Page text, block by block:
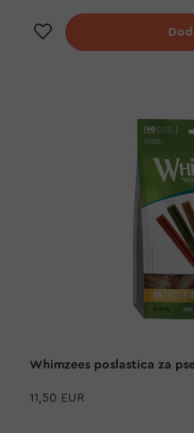
Dodaj na
Whimzees poslastica za
11,50 EUR